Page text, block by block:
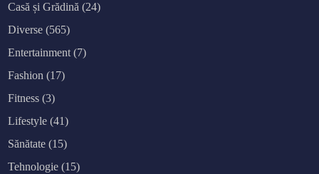
Casă și Grădină (24)
Diverse (565)
Entertainment (7)
Fashion (17)
Fitness (3)
Lifestyle (41)
Sănătate (15)
Tehnologie (15)